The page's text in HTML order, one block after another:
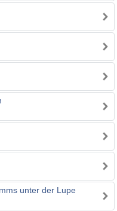
unter der Lupe